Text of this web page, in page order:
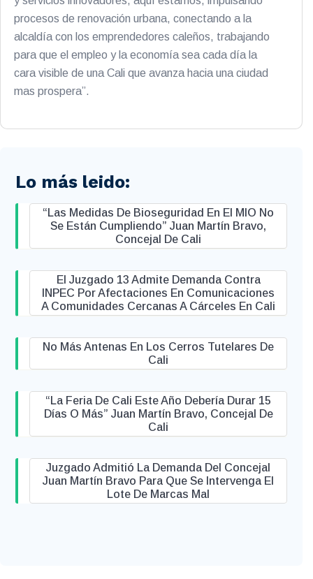
procesos de renovación urbana, conectando a la
alcaldía con los emprendedores caleños, trabajando
para que el empleo y la economía sea cada día la
cara visible de una Cali que avanza hacia una ciudad
mas prospera”.
Lo más leido:
“Las Medidas De Bioseguridad En El MIO No
Se Están Cumpliendo” Juan Martín Bravo,
Concejal De Cali
El Juzgado 13 Admite Demanda Contra
INPEC Por Afectaciones En Comunicaciones
A Comunidades Cercanas A Cárceles En Cali
No Más Antenas En Los Cerros Tutelares De
Cali
“La Feria De Cali Este Año Debería Durar 15
Días O Más” Juan Martín Bravo, Concejal De
Cali
Juzgado Admitió La Demanda Del Concejal
Juan Martín Bravo Para Que Se Intervenga El
Lote De Marcas Mal